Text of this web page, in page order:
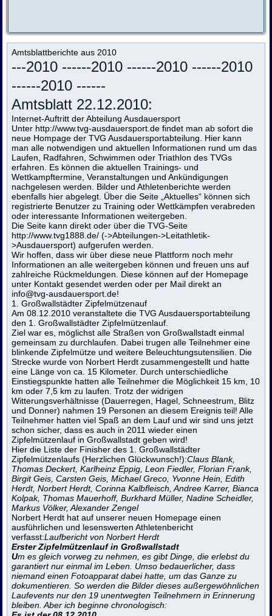
Amtsblattberichte aus 2010
---2010 ------2010 ------2010 ------2010
------2010 ------
Amtsblatt 22.12.2010:
Internet-Auftritt der Abteilung Ausdauersport
Unter http://www.tvg-ausdauersport.de findet man ab sofort die
neue Hompage der TVG Ausdauersportabteilung. Hier kann
man alle notwendigen und aktuellen Informationen rund um das
Laufen, Radfahren, Schwimmen oder Triathlon des TVGs
erfahren. Es können die aktuellen Trainings- und
Wettkampftermine, Veranstaltungen und Ankündigungen
nachgelesen werden. Bilder und Athletenberichte werden
ebenfalls hier abgelegt. Über die Seite „Aktuelles“ können sich
registrierte Benutzer zu Training oder Wettkämpfen verabreden
oder interessante Informationen weitergeben.
Die Seite kann direkt oder über die TVG-Seite
http://www.tvg1888.de/ (->Abteilungen->Leitathletik-
>Ausdauersport) aufgerufen werden.
Wir hoffen, dass wir über diese neue Plattform noch mehr
Informationen an alle weitergeben können und freuen uns auf
zahlreiche Rückmeldungen. Diese können auf der Homepage
unter Kontakt gesendet werden oder per Mail direkt an
info@tvg-ausdauersport.de!
1. Großwallstädter Zipfelmützenauf
Am 08.12.2010 veranstaltete die TVG Ausdauersportabteilung
den 1. Großwallstädter Zipfelmützenlauf.
Ziel war es, möglichst alle Straßen von Großwallstadt einmal
gemeinsam zu durchlaufen. Dabei trugen alle Teilnehmer eine
blinkende Zipfelmütze und weitere Beleuchtungsutensilien. Die
Strecke wurde von Norbert Herdt zusammengestellt und hatte
eine Länge von ca. 15 Kilometer. Durch unterschiedliche
Einstiegspunkte hatten alle Teilnehmer die Möglichkeit 15 km, 10
km oder 7,5 km zu laufen. Trotz der widrigen
Witterungsverhältnisse (Dauerregen, Hagel, Schneestrum, Blitz
und Donner) nahmen 19 Personen an diesem Ereignis teil! Alle
Teilnehmer hatten viel Spaß an dem Lauf und wir sind uns jetzt
schon sicher, dass es auch in 2011 wieder einen
Zipfelmützenlauf in Großwallstadt geben wird!
Hier die Liste der Finisher des 1. Großwallstädter
Zipfelmützenlaufs (Herzlichen Glückwunsch!):Claus Blank,
Thomas Deckert, Karlheinz Eppig, Leon Fiedler, Florian Frank,
Birgit Geis, Carsten Geis, Michael Greco, Yvonne Hein, Edith
Herdt, Norbert Herdt, Corinna Kalbfleisch, Andree Karrer, Bianca
Kolpak, Thomas Mauerhoff, Burkhard Müller, Nadine Scheidler,
Markus Völker, Alexander Zengel
Norbert Herdt hat auf unserer neuen Homepage einen
ausführlichen und lesenswerten Athletenbericht
verfasst:Laufbericht von Norbert Herdt
Erster Zipfelmützenlauf in Großwallstadt
Um es gleich vorweg zu nehmen, es gibt Dinge, die erlebst du
garantiert nur einmal im Leben. Umso bedauerlicher, dass
niemand einen Fotoapparat dabei hatte, um das Ganze zu
dokumentieren. So werden die Bilder dieses außergewöhnlichen
Laufevents nur den 19 unentwegten Teilnehmern in Erinnerung
bleiben. Aber ich beginne chronologisch: